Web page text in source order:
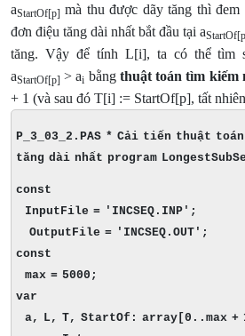
aStartOf[p] mà thu được dãy tăng thì đem
đơn điệu tăng dài nhất bắt đầu tại aStartOf[p
tăng. Vậy để tính L[i], ta có thể tìm
aStartOf[p] > ai bằng thuật toán tìm kiếm
+ 1 (và sau đó T[i] := StartOf[p], tất
P_3_03_2.PAS * Cải tiến thuật
tăng dài nhất program
const
InputFile = 'INCSEQ.INP';
OutputFile = 'INCSEQ.OUT';
const
max = 5000;
var
a, L, T, StartOf: array[0..max +